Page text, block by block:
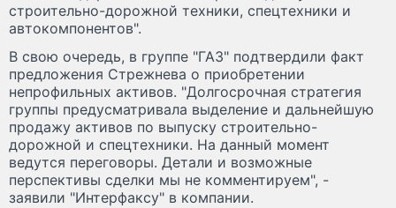
строительно-дорожной техники, спецтехники и
автокомпонентов".
В свою очередь, в группе "ГАЗ" подтвердили факт
предложения Стрежнева о приобретении
непрофильных активов. "Долгосрочная стратегия
группы предусматривала выделение и дальнейшую
продажу активов по выпуску строительно-
дорожной и спецтехники. На данный момент
ведутся переговоры. Детали и возможные
перспективы сделки мы не комментируем", -
заявили "Интерфаксу" в компании.